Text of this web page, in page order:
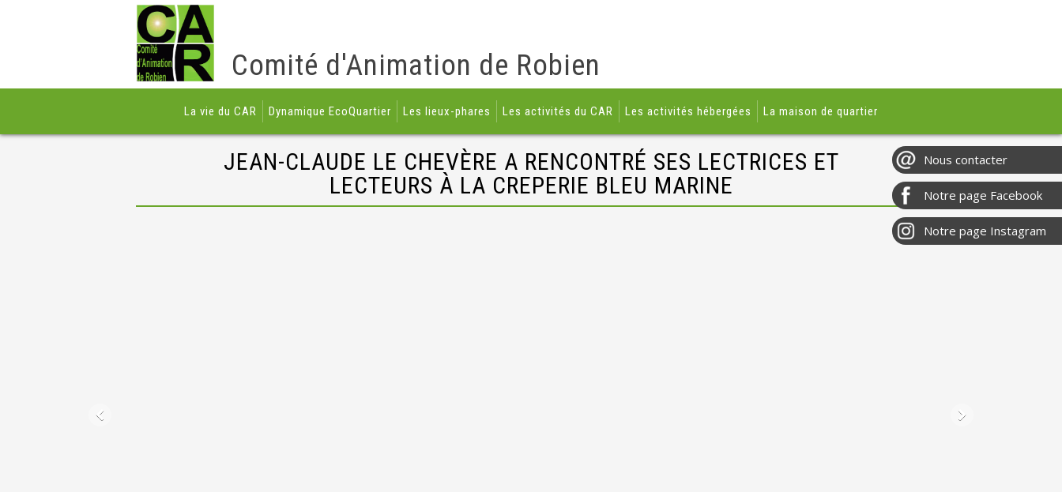
Comité d'Animation de Robien
La vie du CAR Dynamique EcoQuartier Les lieux-phares Les activités du CAR Les activités hébergées La maison de quartier
JEAN-CLAUDE LE CHEVÈRE A RENCONTRÉ SES LECTRICES ET
LECTEURS À LA CREPERIE BLEU MARINE